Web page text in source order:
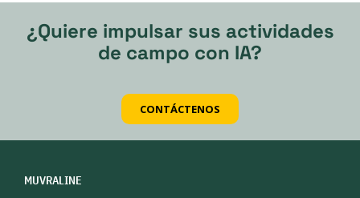
¿Quiere impulsar sus actividades
de campo con IA?
CONTÁCTENOS
MUVRALINE